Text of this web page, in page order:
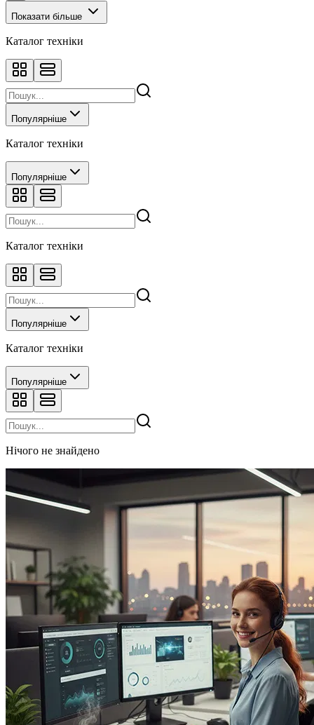
Показати більше
Каталог техніки
Популярніше
Каталог техніки
Популярніше
Каталог техніки
Популярніше
Каталог техніки
Популярніше
Нічого не знайдено